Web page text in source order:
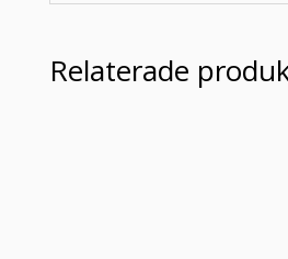
Relaterade